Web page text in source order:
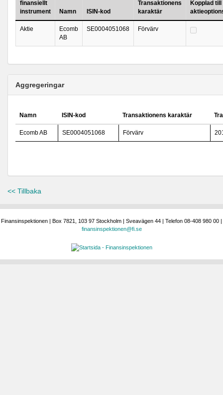
finansiellt
instrument
Namn ISIN-kod
Transaktionens
karaktär
Kopplad till
Aktie
Ecomb
AB
SE0004051068 Förvärv
Aggregeringar
Namn ISIN-kod Transaktionens karaktär
Ecomb AB SE0004051068 Förvärv
<< Tillbaka
Finansinspektionen | Box 7821, 103 97 Stockholm | Sveavägen 44 | Telefon 08-408 980 00 |
finansinspektionen@fi.se